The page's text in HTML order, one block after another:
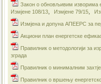
​Закон о обновљивим изворима
Измјене 108/13, Измјене 79/15,
Измјена и допуна АПЕЕРС за
Акциони план енергетске
Правилник о методологији за
зграда
Правилник о минималним
Правилник о вршењу